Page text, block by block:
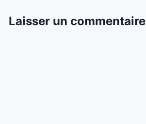
Laisser un commentaire